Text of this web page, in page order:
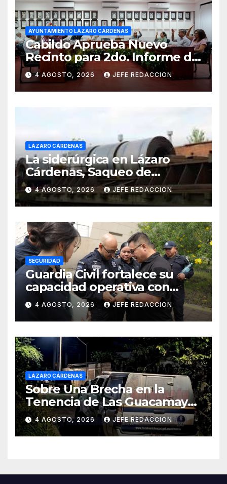
AYUNTAMIENTO LÁZARO CÁRDENAS
Cabildo Aprueba Nuevo
Recinto para 2do. Informe de
Gobierno Municipal
4 AGOSTO, 2026 JEFE REDACCION
LÁZARO CÁRDENAS
La siderúrgica en Lázaro
Cárdenas, Saqueo de
Recursos Naturales a Cambio
de Miseria
4 AGOSTO, 2026 JEFE REDACCION
SEGURIDAD
Guardia Civil fortalece su
capacidad operativa con
formación táctica en drones
4 AGOSTO, 2026 JEFE REDACCION
LÁZARO CÁRDENAS
Sobre Una Brecha en la
Tenencia de Las Guacamayas
de LZC. Asesinan a balazos a
un Hombre
4 AGOSTO, 2026 JEFE REDACCION